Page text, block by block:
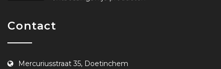
Contact
Mercuriusstraat 35, Doetinchem